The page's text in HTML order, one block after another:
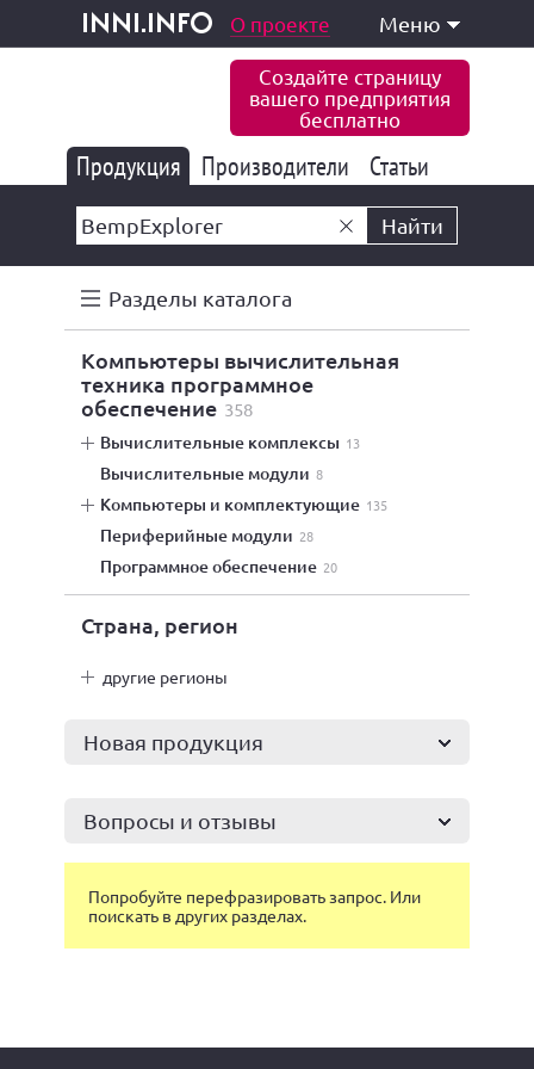
inni.info
и услуги О проекте Меню
Создайте страницу
вашего предприятия
бесплатно
Продукция 177 832
Производители 6 770
Статьи
Найти
Разделы каталога
компьютеры вычислительная
техника программное
обеспечение 358
вычислительные комплексы 13
вычислительные модули 8
компьютеры и комплектующие 135
периферийные модули 28
программное обеспечение 20
Страна, регион
другие регионы
Новая продукция
Вопросы и отзывы
Попробуйте перефразировать запрос. Или
поискать в других разделах.